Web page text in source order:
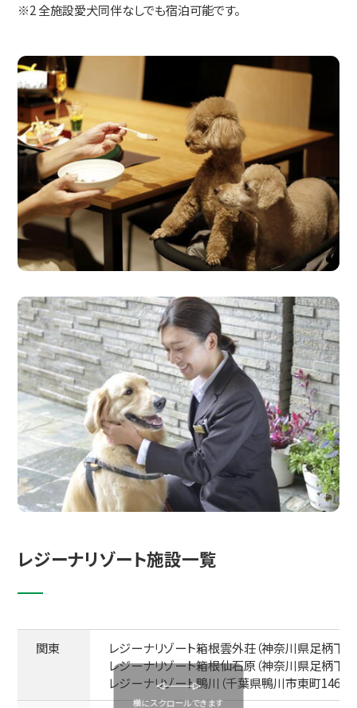
※2 全施設愛犬同伴なしでも宿泊可能です。
レジーナリゾート施設一覧
関東
レジーナリゾート箱根雲外荘（神奈川県足柄下
レジーナリゾート箱根仙石原（神奈川県足柄下
レジーナリゾート鴨川（千葉県鴨川市東町1464-